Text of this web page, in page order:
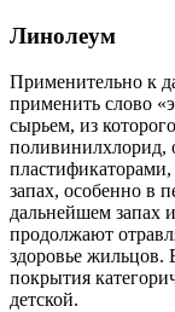
Линолеум
Применительно к
применить слово
сырьем, из
поливинилхлорид,
запах, особенно в
дальнейшем запах
продолжают
здоровье жильцов.
покрытия
детской.